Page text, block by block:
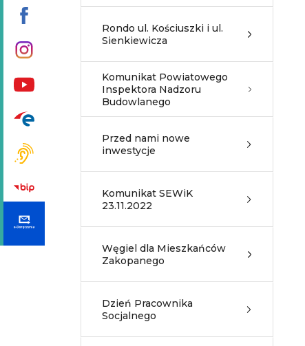
Rondo ul. Kościuszki i ul.
Sienkiewicza
Komunikat Powiatowego
Inspektora Nadzoru
Budowlanego
Przed nami nowe
inwestycje
Komunikat SEWiK
23.11.2022
Węgiel dla Mieszkańców
Zakopanego
Dzień Pracownika
Socjalnego